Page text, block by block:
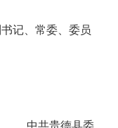
记、常委、委员
中共贵德县委